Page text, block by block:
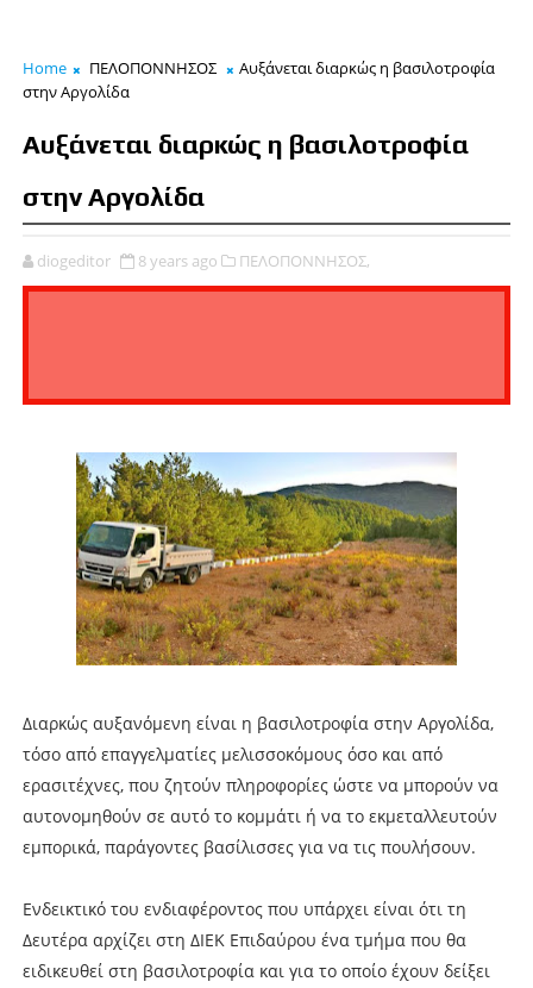
Home ΠΕΛΟΠΟΝΝΗΣΟΣ
Αυξάνεται διαρκώς η βασιλοτροφία
στην Αργολίδα
Αυξάνεται διαρκώς η βασιλοτροφία
στην Αργολίδα
diogeditor 8 years ago ΠΕΛΟΠΟΝΝΗΣΟΣ,
Διαρκώς αυξανόμενη είναι η βασιλοτροφία στην Αργολίδα,
τόσο από επαγγελματίες μελισσοκόμους όσο και από
ερασιτέχνες, που ζητούν πληροφορίες ώστε να μπορούν να
αυτονομηθούν σε αυτό το κομμάτι ή να το εκμεταλλευτούν
εμπορικά, παράγοντες βασίλισσες για να τις πουλήσουν.
Ενδεικτικό του ενδιαφέροντος που υπάρχει είναι ότι τη
Δευτέρα αρχίζει στη ΔΙΕΚ Επιδαύρου ένα τμήμα που θα
ειδικευθεί στη βασιλοτροφία και για το οποίο έχουν δείξει